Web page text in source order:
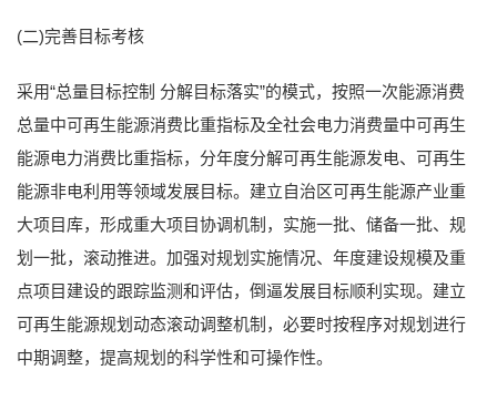
(二)完善目标考核
采用“总量目标控制 分解目标落实”的模式，按照一次能源消费
总量中可再生能源消费比重指标及全社会电力消费量中可再生
能源电力消费比重指标，分年度分解可再生能源发电、可再生
能源非电利用等领域发展目标。建立自治区可再生能源产业重
大项目库，形成重大项目协调机制，实施一批、储备一批、规
划一批，滚动推进。加强对规划实施情况、年度建设规模及重
点项目建设的跟踪监测和评估，倒逼发展目标顺利实现。建立
可再生能源规划动态滚动调整机制，必要时按程序对规划进行
中期调整，提高规划的科学性和可操作性。